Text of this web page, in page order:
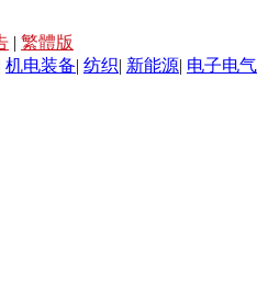
| 繁體版
机电装备| 纺织| 新能源| 电子电气